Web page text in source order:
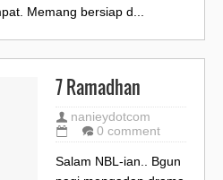
Memang bersiap d...
7 Ramadhan
nanieydotcom
0 comment
Salam NBL-ian.. Bgun